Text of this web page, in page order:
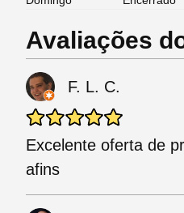
Avaliações
F. L. C.
Excelente oferta de
afins